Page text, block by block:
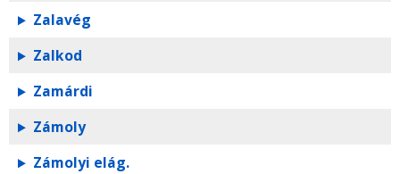
Zalavég
Zalkod
Zamárdi
Zámoly
Zámolyi elág.